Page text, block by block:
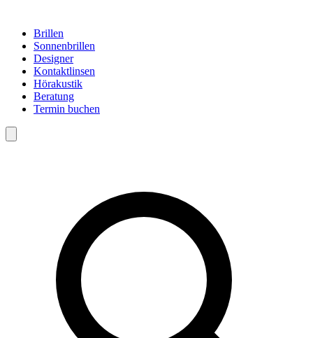
Brillen
Sonnenbrillen
Designer
Kontaktlinsen
Hörakustik
Beratung
Termin buchen